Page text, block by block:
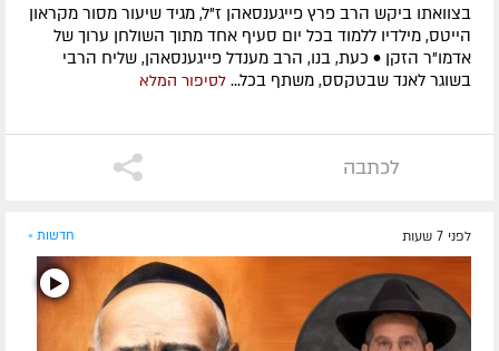
בצוואתו ביקש הרב פרץ פייגענסאהן ז”ל, מגיד שיעור מסור מקראון
הייטס, מילדיו ללמוד בכל יום סעיף אחד מתוך השולחן ערוך של
אדמו”ר הזקן • כעת, בנו, הרב מענדל פייגענסאהן, שליח הרבי
בשוגר לאנד שבטקסס, משתף בכל... לסיפור המלא
לכתבה
לפני 7 שעות חדשות »